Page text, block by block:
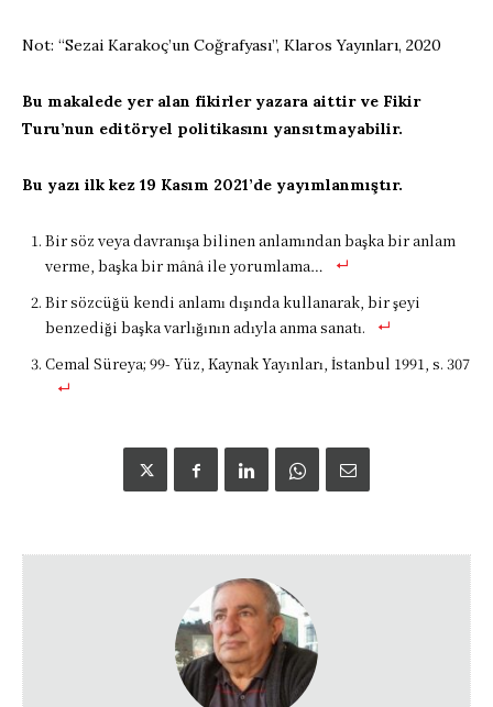
Not: “Sezai Karakoç’un Coğrafyası”, Klaros Yayınları, 2020
Bu makalede yer alan fikirler yazara aittir ve Fikir
Turu’nun editöryel politikasını yansıtmayabilir.
Bu yazı ilk kez 19 Kasım 2021’de yayımlanmıştır.
Bir söz veya davranışa bilinen anlamından başka bir anlam
verme, başka bir mânâ ile yorumlama…
Bir sözcüğü kendi anlamı dışında kullanarak, bir şeyi
benzediği başka varlığının adıyla anma sanatı.
Cemal Süreya; 99- Yüz, Kaynak Yayınları, İstanbul 1991, s. 307